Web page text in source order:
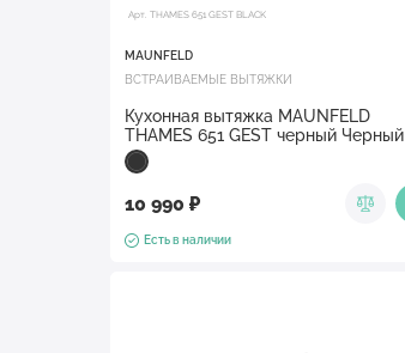
Арт. THAMES 651 GEST BLACK
MAUNFELD
ВСТРАИВАЕМЫЕ ВЫТЯЖКИ
Кухонная вытяжка MAUNFELD
THAMES 651 GEST черный Черный
10 990 ₽
Есть в наличии